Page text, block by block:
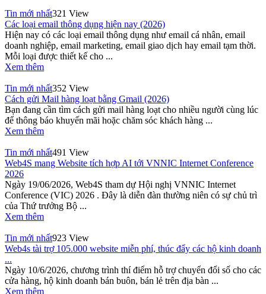
Tin mới nhất321 View
Các loại email thông dụng hiện nay (2026)
Hiện nay có các loại email thông dụng như email cá nhân, email
doanh nghiệp, email marketing, email giao dịch hay email tạm thời.
Mỗi loại được thiết kế cho ...
Xem thêm
Tin mới nhất352 View
Cách gửi Mail hàng loạt bằng Gmail (2026)
Bạn đang cần tìm cách gửi mail hàng loạt cho nhiều người cùng lúc
để thông báo khuyến mãi hoặc chăm sóc khách hàng ...
Xem thêm
Tin mới nhất491 View
Web4S mang Website tích hợp AI tới VNNIC Internet Conference
2026
Ngày 19/06/2026, Web4S tham dự Hội nghị VNNIC Internet
Conference (VIC) 2026 . Đây là diễn đàn thường niên có sự chủ trì
của Thứ trưởng Bộ ...
Xem thêm
Tin mới nhất923 View
Web4s tài trợ 105.000 website miễn phí, thúc đẩy các hộ kinh doanh
...
Ngày 10/6/2026, chương trình thí điểm hỗ trợ chuyển đổi số cho các
cửa hàng, hộ kinh doanh bán buôn, bán lẻ trên địa bàn ...
Xem thêm